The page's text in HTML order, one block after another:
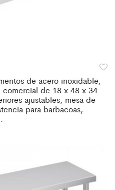
de acero inoxidable,
comercial de 18 x 48 x 34
ajustables; mesa de
para barbacoas,